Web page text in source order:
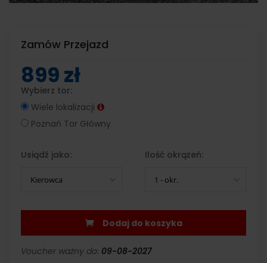
Zamów Przejazd
899 zł
Wybierz tor:
Wiele lokalizacji
Poznań Tor Główny
Usiądź jako:
Kierowca
Ilość okrążeń:
1 - okr.
Dodaj do koszyka
Voucher ważny do: 09-08-2027